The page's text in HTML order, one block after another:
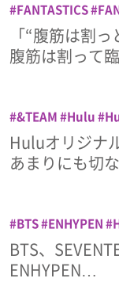
FANTASTICS
みは面倒な婚約者
ドラマ 堀夏喜 恋
「“腹筋は割
腹筋は割って
&TEAM Hulu
らって
配信
Huluオリジナ
あまりにも切
BTS ENHYPEN
TOMORROW X
BTS、
ENHYPEN…